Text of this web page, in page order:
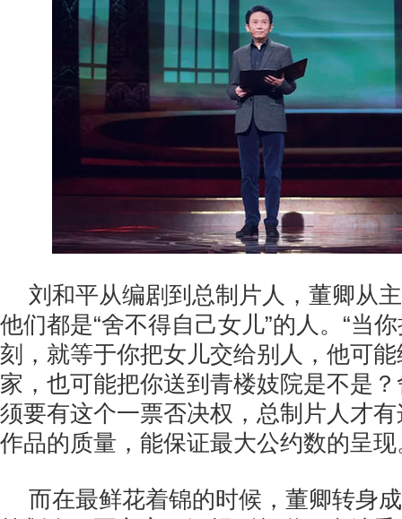
刘和平从编剧到总制片人，董卿从
他们都是“舍不得自己女儿”的人。“当
刻，就等于你把女儿交给别人，他可
家，也可能把你送到青楼妓院是不是
须要有这个一票否决权，总制片人才
作品的质量，能保证最大公约数的呈现
而在最鲜花着锦的时候，董卿转身